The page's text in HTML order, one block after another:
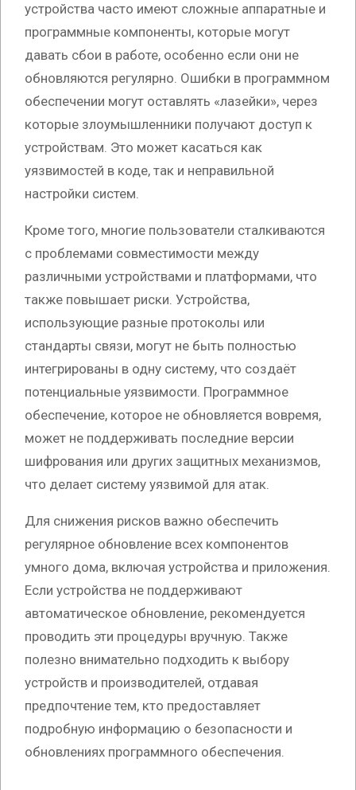
устройства часто имеют сложные аппаратные и
программные компоненты, которые могут
давать сбои в работе, особенно если они не
обновляются регулярно. Ошибки в программном
обеспечении могут оставлять «лазейки», через
которые злоумышленники получают доступ к
устройствам. Это может касаться как
уязвимостей в коде, так и неправильной
настройки систем.
Кроме того, многие пользователи сталкиваются
с проблемами совместимости между
различными устройствами и платформами, что
также повышает риски. Устройства,
использующие разные протоколы или
стандарты связи, могут не быть полностью
интегрированы в одну систему, что создаёт
потенциальные уязвимости. Программное
обеспечение, которое не обновляется вовремя,
может не поддерживать последние версии
шифрования или других защитных механизмов,
что делает систему уязвимой для атак.
Для снижения рисков важно обеспечить
регулярное обновление всех компонентов
умного дома, включая устройства и приложения.
Если устройства не поддерживают
автоматическое обновление, рекомендуется
проводить эти процедуры вручную. Также
полезно внимательно подходить к выбору
устройств и производителей, отдавая
предпочтение тем, кто предоставляет
подробную информацию о безопасности и
обновлениях программного обеспечения.